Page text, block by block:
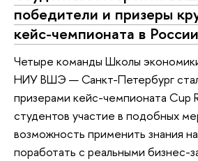
победители и призеры
кейс-чемпионата в России
Четыре команды Школы
НИУ ВШЭ — Санкт-Петербург
призерами кейс-чемпионата Cup
студентов участие в подобных
возможность применить знания
поработать с реальными бизнес-